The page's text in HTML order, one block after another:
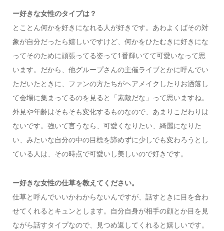
ー好きな女性のタイプは？
とことん何かを好きになれる人が好きです。あわよくばその対
象が自分だったら嬉しいですけど、何かをひたむきに好きにな
ってそのために頑張ってる姿って1番輝いてて可愛いなって思
います。だから、他グループさんの主催ライブとかに呼んでい
ただいたときに、ファンの方たちがヘアメイクしたりお洒落し
て会場に集まってるのを見ると「素敵だな」って思いますね。
外見や年齢はそもそも変化するものなので、あまりこだわりは
ないです。強いて言うなら、可愛くなりたい、綺麗になりた
い、みたいな自分の中の目標を諦めずに少しでも変わろうとし
ている人は、その時点で可愛いし美しいので好きです。
ー好きな女性の仕草を教えてください。
仕草と呼んでいいかわからないんですが、話すときに目を合わ
せてくれるとキュンとします。自分自身が相手の顔とか目を見
ながら話すタイプなので、見つめ返してくれると嬉しいです。